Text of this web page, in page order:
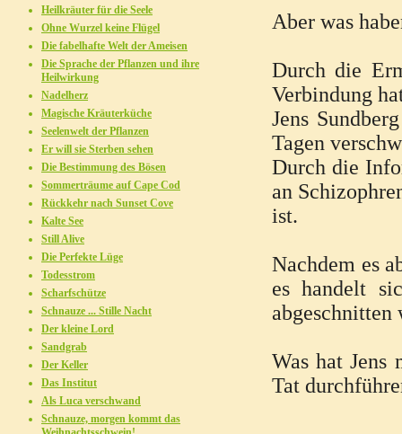
Aber was
Durch die
Verbindung
Jens
Tagen
Durch die
an
ist.
Nachdem es
es handelt
abgeschnitten
Was hat Jens
Tat
Heilkräuter für die Seele
Ohne Wurzel keine Flügel
Die fabelhafte Welt der Ameisen
Die Sprache der Pflanzen und ihre
Heilwirkung
Nadelherz
Magische Kräuterküche
Seelenwelt der Pflanzen
Er will sie Sterben sehen
Die Bestimmung des Bösen
Sommerträume auf Cape Cod
Rückkehr nach Sunset Cove
Kalte See
Still Alive
Die Perfekte Lüge
Todesstrom
Scharfschütze
Schnauze ... Stille Nacht
Der kleine Lord
Sandgrab
Der Keller
Das Institut
Als Luca verschwand
Schnauze, morgen kommt das